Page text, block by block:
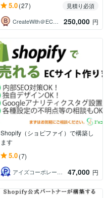
5.0(27)
見積り必須
CreateWith＠EC・AIコンサル
250,000 円
Shopify（ショピファイ）で構築し
ます
5.0(7)
アイズコーポレーション野添 47,000 円